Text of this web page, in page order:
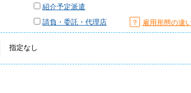
紹介予定派遣
請負・委託・代理店 ？ 雇用形態の違
指定なし